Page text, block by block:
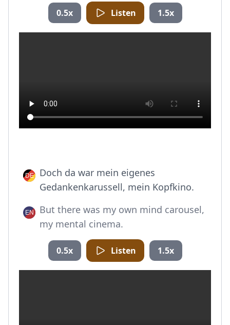
0.5x Listen 1.5x
Doch da war mein eigenes
Gedankenkarussell, mein Kopfkino.
But there was my own mind carousel,
my mental cinema.
0.5x Listen 1.5x